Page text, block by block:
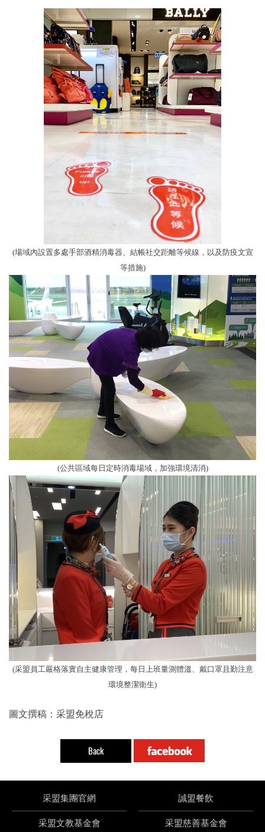
(場域內設置多處手部酒精消毒器、結帳社交距離等候線，以及防疫文宣
等措施)
(公共區域每日定時消毒場域，加強環境清消)
(采盟員工嚴格落實自主健康管理，每日上班量測體溫、戴口罩且勤注意
環境整潔衛生)
圖文撰稿：采盟免稅店
Back
采盟集團官網 誠盟餐飲
采盟文教基金會 采盟慈善基金會